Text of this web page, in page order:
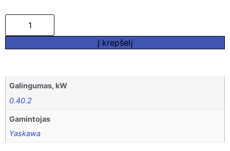
Į krepšelį
Galingumas, kW
0.40.2
Gamintojas
Yaskawa